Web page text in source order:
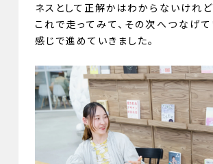
ネスとして正解かはわからないけれど
これで走ってみて、その次へつなげて
感じで進めていきました。